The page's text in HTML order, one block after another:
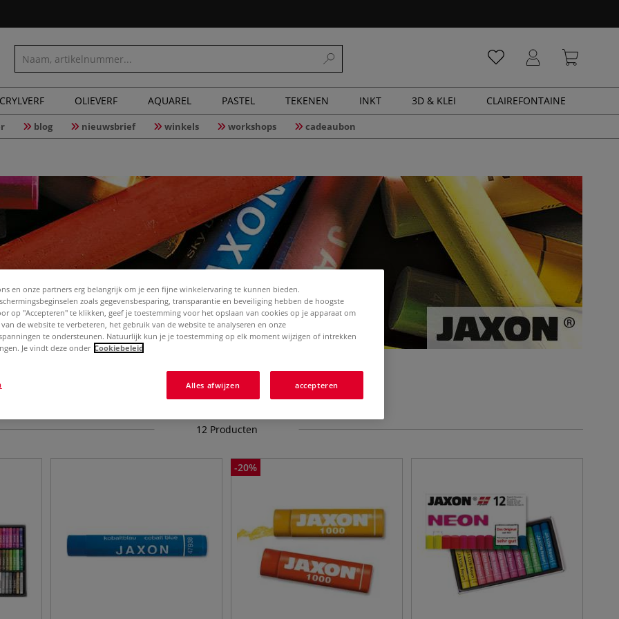
OLIEVERF AQUAREL PASTEL TEKENEN INKT 3D & KLEI CLAIREFONTAINE
blog nieuwsbrief winkels workshops cadeaubon
12 Producten
-20%
en onze partners erg belangrijk om je een fijne winkelervaring te kunnen bieden.
zoals gegevensbesparing, transparantie en beveiliging hebben de hoogste
op "Accepteren" te klikken, geef je toestemming voor het opslaan van cookies op je apparaat om
de website te verbeteren, het gebruik van de website te analyseren en onze
te ondersteunen. Natuurlijk kun je je toestemming op elk moment wijzigen of intrekken
Je vindt deze onder Cookiebeleid
Alles afwijzen accepteren